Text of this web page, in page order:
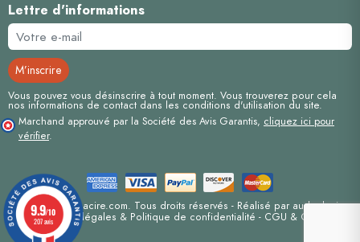
Lettre d'informations
Vous pouvez vous désinscrire à tout moment. Vous trouverez pour cela
nos informations de contact dans les conditions d'utilisation du site.
Marchand approuvé par la Société des Avis Garantis, cliquez ici pour
vérifier.
Copyright© Creacire.com. Tous droits réservés - Réalisé par auda-design
Mentions-légales & Politique de confidentialité - CGU & CGV
9.9/10
207 avis